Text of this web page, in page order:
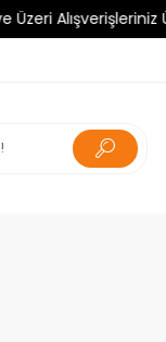
Alışverişleriniz